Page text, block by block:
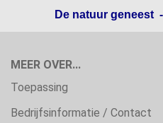
De natuur geneest
MEER OVER...
Toepassing
Bedrijfsinformatie / Contact